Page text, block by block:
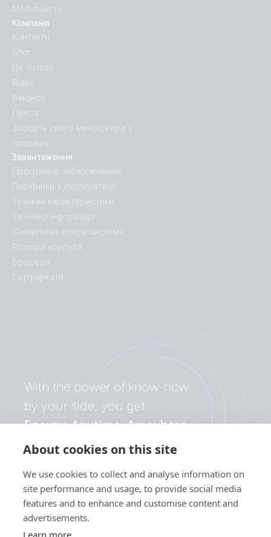
About cookies on this site
We use cookies to collect and analyse information on
site performance and usage, to provide social media
features and to enhance and customise content and
advertisements.
Learn more
Завантаження
Програмне забезпечення
Посібники з експлуатації
Технічні характеристики
Технічна інформація
Схематичні описи системи
Розміри корпуса
Брошури
Сертифікати
Мобільність
Компанія
Контакти
Блог
Це Victron
Відео
Вакансії
Преса
Знайдіть свого менеджера з
продажу